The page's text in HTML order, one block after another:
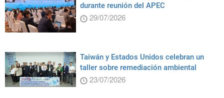
durante reunión del APEC
29/07/2026
Taiwán y Estados Unidos celebran un
taller sobre remediación ambiental
23/07/2026